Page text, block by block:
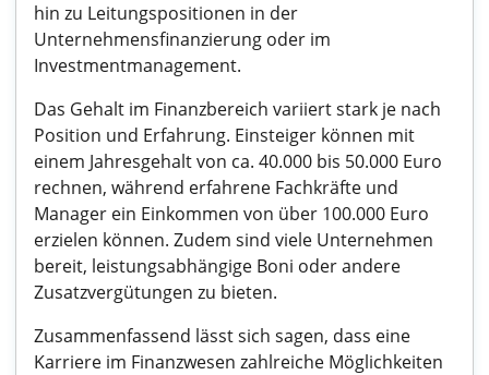
hin zu Leitungspositionen in der
Unternehmensfinanzierung oder im
Investmentmanagement.
Das Gehalt im Finanzbereich variiert stark je nach
Position und Erfahrung. Einsteiger können mit
einem Jahresgehalt von ca. 40.000 bis 50.000 Euro
rechnen, während erfahrene Fachkräfte und
Manager ein Einkommen von über 100.000 Euro
erzielen können. Zudem sind viele Unternehmen
bereit, leistungsabhängige Boni oder andere
Zusatzvergütungen zu bieten.
Zusammenfassend lässt sich sagen, dass eine
Karriere im Finanzwesen zahlreiche Möglichkeiten